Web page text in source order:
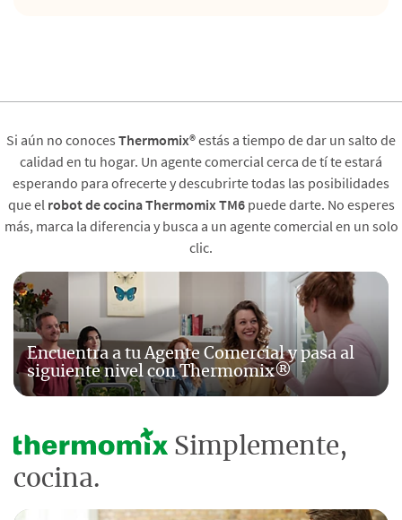
Si aún no conoces Thermomix®estás a tiempo de dar un salto de
calidad en tu hogar. Un agente comercial cerca de tí te estará
esperando para ofrecerte y descubrirte todas las posibilidades
que el robot de cocina Thermomix TM6puede darte. No esperes
más, marca la diferencia y busca a un agente comercial en un solo
clic.
Encuentra a tu Agente Comercial y pasa al
siguiente nivel con Thermomix®
Simplemente,
cocina.